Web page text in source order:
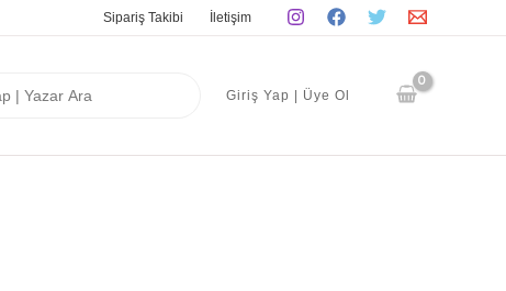
Sipariş Takibi İletişim
Giriş Yap | Üye Ol